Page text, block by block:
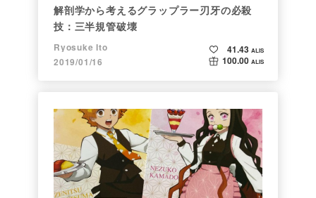
解剖学から考えるグラップラー刃牙の必殺
技：三半規管破壊
Ryosuke Ito
2019/01/16
41.43 ALIS
100.00 ALIS